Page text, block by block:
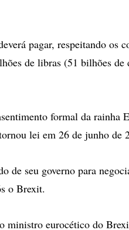
pagar, respeitando os
de libras (51 bilhões de
formal da rainha
lei em 26 de junho de
de seu governo para
o Brexit.
ministro eurocético do